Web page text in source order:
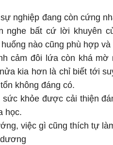
nghiệp đang còn cứng
nghe bất cứ lời khuyên
nào cũng phù hợp
cảm đôi lứa còn khá mờ
kia hơn là chỉ biết tới
không đáng có.
khỏe được cải thiện
học.
việc gì cũng thích tự